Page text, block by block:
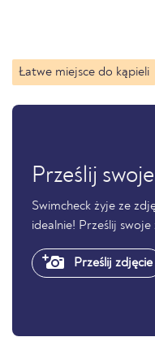
Łatwe miejsce do kąpieli
Prześlij
Swimcheck żyje ze
idealnie! Prześlij
Prześlij zdjęcie